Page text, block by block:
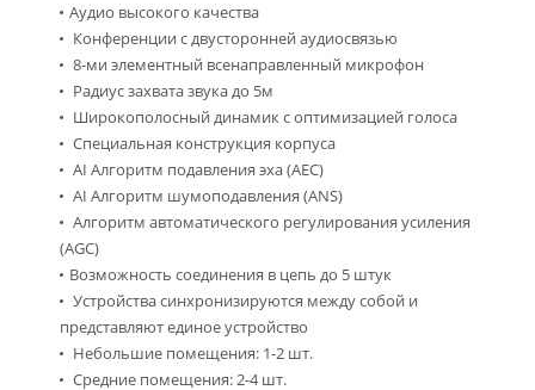
Аудио высокого качества
Конференции с двусторонней аудиосвязью
8-ми элементный всенаправленный микрофон
Радиус захвата звука до 5м
Широкополосный динамик с оптимизацией голоса
Специальная конструкция корпуса
AI Алгоритм подавления эха (AEC)
AI Алгоритм шумоподавления (ANS)
Алгоритм автоматического регулирования усиления
(AGC)
Возможность соединения в цепь до 5 штук
Устройства синхронизируются между собой и
представляют единое устройство
Небольшие помещения: 1-2 шт.
Средние помещения: 2-4 шт.